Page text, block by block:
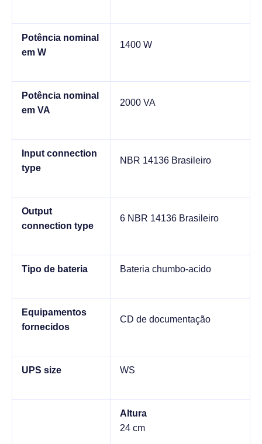
Potência nominal
em W
1400 W
Potência nominal
em VA
2000 VA
Input connection
type
NBR 14136 Brasileiro
Output
connection type
6 NBR 14136 Brasileiro
Tipo de bateria Bateria chumbo-acido
Equipamentos
fornecidos
CD de documentação
UPS size WS
Altura
24 cm